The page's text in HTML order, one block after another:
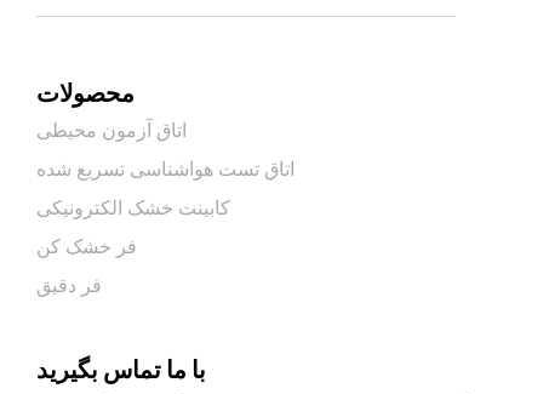
محصولات
اتاق آزمون محیطی
اتاق تست هواشناسی تسریع شده
کابینت خشک الکترونیکی
فر خشک کن
فر دقیق
با ما تماس بگیرید